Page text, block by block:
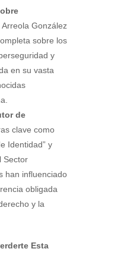
Arreola González
sobre los
y
en su vasta
de
clave como
Identidad” y
Sector
han influenciado
obligada
y la
Esta